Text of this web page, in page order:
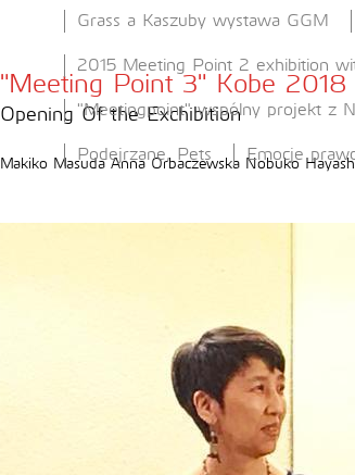
Grass a Kaszuby wystawa GGM
2015 Meeting Point 2 exhibition
"Meetingpoint" wspólny projekt z
Podejrzane, Pets Emocje
"Meeting Point 3" Kobe 2018
Opening Of the Exchibition
Makiko Masuda Anna Orbaczewska Nobuko